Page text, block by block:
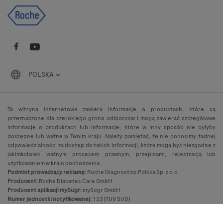
POLSKA
Ta witryna internetowa zawiera informacje o produktach, które są
przeznaczone dla szerokiego grona odbiorców i mogą zawierać szczegółowe
informacje o produktach lub informacje, które w inny sposób nie byłyby
dostępne lub ważne w Twoim kraju. Należy pamiętać, że nie ponosimy żadnej
odpowiedzialności za dostęp do takich informacji, które mogą być niezgodne z
jakimkolwiek ważnym procesem prawnym, przepisami, rejestracją lub
użytkowaniem w kraju pochodzenia.
Podmiot prowadzący reklamę:Roche Diagnostics Polska Sp. z o.o
Producent:Roche Diabetes Care GmbH
Producent aplikacji mySugr:mySugr GmbH
Numer jednostki notyfikowanej:123 (TUV SUD)